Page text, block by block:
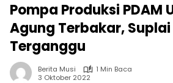
Pompa Produksi PDAM
Agung Terbakar, Suplai
Terganggu
Berita Musi
1 Min Baca
3 Oktober 2022